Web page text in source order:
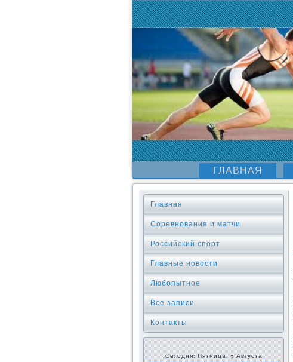
ГЛАВНАЯ
Главная
Соревнования и матчи
Российский спорт
Главные новости
Любопытное
Все записи
Контакты
Сегодня: Пятница, 7 Августа